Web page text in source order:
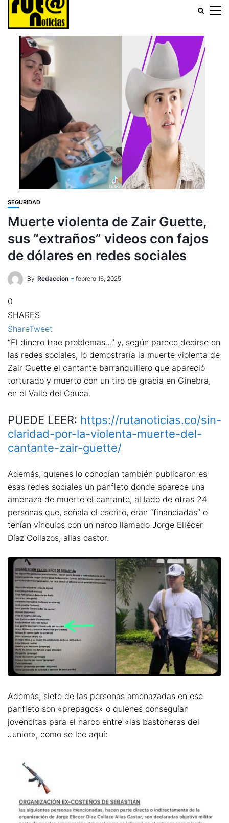
SEGURIDAD
Muerte violenta de Zair Guette,
sus “extraños” videos con fajos
de dólares en redes sociales
By Redaccion febrero 16, 2025
0
SHARES
ShareTweet
“El dinero trae problemas…” y, según parece decirse en
las redes sociales, lo demostraría la muerte violenta de
Zair Guette el cantante barranquillero que apareció
torturado y muerto con un tiro de gracia en Ginebra,
en el Valle del Cauca.
PUEDE LEER: https://rutanoticias.co/sin-
claridad-por-la-violenta-muerte-del-
cantante-zair-guette/
Además, quienes lo conocían también publicaron es
esas redes sociales un panfleto donde aparece una
amenaza de muerte el cantante, al lado de otras 24
personas que, señala el escrito, eran “financiadas” o
tenían vínculos con un narco llamado Jorge Eliécer
Díaz Collazos, alias castor.
Además, siete de las personas amenazadas en ese
panfleto son «prepagos» o quienes conseguían
jovencitas para el narco entre «las bastoneras del
Junior», como se lee aquí: